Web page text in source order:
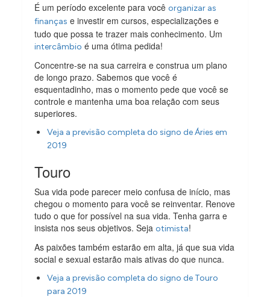
É um período excelente para vocêorganizar as
finanças e investir em cursos, especializações e
tudo que possa te trazer mais conhecimento. Um
intercâmbio é uma ótima pedida!
Concentre-se na sua carreira e construa um plano
de longo prazo. Sabemos que você é
esquentadinho, mas o momento pede que você se
controle e mantenha uma boa relação com seus
superiores.
Veja a previsão completa do signo de Áries em
2019
Touro
Sua vida pode parecer meio confusa de início, mas
chegou o momento para você se reinventar. Renove
tudo o que for possível na sua vida. Tenha garra e
insista nos seus objetivos. Sejaotimista!
As paixões também estarão em alta, já que sua vida
social e sexual estarão mais ativas do que nunca.
Veja a previsão completa do signo de Touro
para 2019